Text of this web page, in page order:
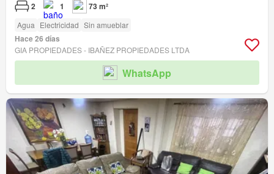
2 1 73 m²
Agua Electricidad Sin amueblar
Hace 26 días
GIA PROPIEDADES - IBAÑEZ PROPIEDADES LTDA
WhatsApp